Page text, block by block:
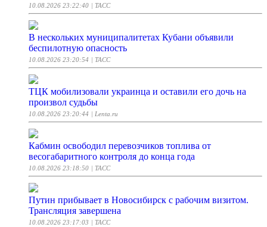
10.08.2026 23:22:40 | ТАСС
В нескольких муниципалитетах Кубани объявили
беспилотную опасность
10.08.2026 23:20:54 | ТАСС
ТЦК мобилизовали украинца и оставили его дочь на
произвол судьбы
10.08.2026 23:20:44 | Lenta.ru
Кабмин освободил перевозчиков топлива от
весогабаритного контроля до конца года
10.08.2026 23:18:50 | ТАСС
Путин прибывает в Новосибирск с рабочим визитом.
Трансляция завершена
10.08.2026 23:17:03 | ТАСС